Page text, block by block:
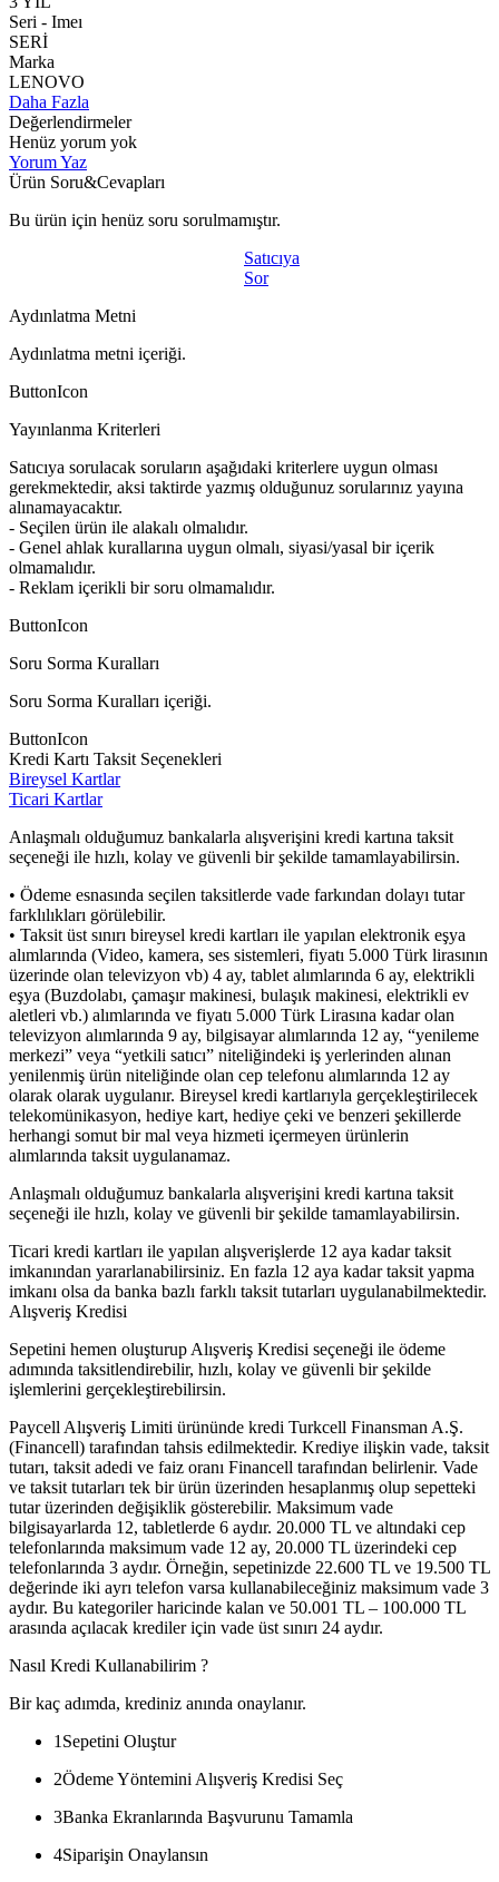
Seri - Imeı
SERİ
Marka
LENOVO
Daha Fazla
Değerlendirmeler
Henüz yorum yok
Yorum Yaz
Ürün Soru&Cevapları
Bu ürün için henüz soru sorulmamıştır.
Satıcıya
Sor
Aydınlatma Metni
Aydınlatma metni içeriği.
ButtonIcon
Yayınlanma Kriterleri
Satıcıya sorulacak soruların aşağıdaki kriterlere uygun olması
gerekmektedir, aksi taktirde yazmış olduğunuz sorularınız yayına
alınamayacaktır.
- Seçilen ürün ile alakalı olmalıdır.
- Genel ahlak kurallarına uygun olmalı, siyasi/yasal bir içerik
olmamalıdır.
- Reklam içerikli bir soru olmamalıdır.
ButtonIcon
Soru Sorma Kuralları
Soru Sorma Kuralları içeriği.
ButtonIcon
Kredi Kartı Taksit Seçenekleri
Bireysel Kartlar
Ticari Kartlar
Anlaşmalı olduğumuz bankalarla alışverişini kredi kartına taksit
seçeneği ile hızlı, kolay ve güvenli bir şekilde tamamlayabilirsin.
• Ödeme esnasında seçilen taksitlerde vade farkından dolayı tutar
farklılıkları görülebilir.
• Taksit üst sınırı bireysel kredi kartları ile yapılan elektronik eşya
alımlarında (Video, kamera, ses sistemleri, fiyatı 5.000 Türk lirasının
üzerinde olan televizyon vb) 4 ay, tablet alımlarında 6 ay, elektrikli
eşya (Buzdolabı, çamaşır makinesi, bulaşık makinesi, elektrikli ev
aletleri vb.) alımlarında ve fiyatı 5.000 Türk Lirasına kadar olan
televizyon alımlarında 9 ay, bilgisayar alımlarında 12 ay, “yenileme
merkezi” veya “yetkili satıcı” niteliğindeki iş yerlerinden alınan
yenilenmiş ürün niteliğinde olan cep telefonu alımlarında 12 ay
olarak olarak uygulanır. Bireysel kredi kartlarıyla gerçekleştirilecek
telekomünikasyon, hediye kart, hediye çeki ve benzeri şekillerde
herhangi somut bir mal veya hizmeti içermeyen ürünlerin
alımlarında taksit uygulanamaz.
Anlaşmalı olduğumuz bankalarla alışverişini kredi kartına taksit
seçeneği ile hızlı, kolay ve güvenli bir şekilde tamamlayabilirsin.
Ticari kredi kartları ile yapılan alışverişlerde 12 aya kadar taksit
imkanından yararlanabilirsiniz. En fazla 12 aya kadar taksit yapma
imkanı olsa da banka bazlı farklı taksit tutarları uygulanabilmektedir.
Alışveriş Kredisi
Sepetini hemen oluşturup Alışveriş Kredisi seçeneği ile ödeme
adımında taksitlendirebilir, hızlı, kolay ve güvenli bir şekilde
işlemlerini gerçekleştirebilirsin.
Paycell Alışveriş Limiti ürününde kredi Turkcell Finansman A.Ş.
(Financell) tarafından tahsis edilmektedir. Krediye ilişkin vade, taksit
tutarı, taksit adedi ve faiz oranı Financell tarafından belirlenir. Vade
ve taksit tutarları tek bir ürün üzerinden hesaplanmış olup sepetteki
tutar üzerinden değişiklik gösterebilir. Maksimum vade
bilgisayarlarda 12, tabletlerde 6 aydır. 20.000 TL ve altındaki cep
telefonlarında maksimum vade 12 ay, 20.000 TL üzerindeki cep
telefonlarında 3 aydır. Örneğin, sepetinizde 22.600 TL ve 19.500 TL
değerinde iki ayrı telefon varsa kullanabileceğiniz maksimum vade 3
aydır. Bu kategoriler haricinde kalan ve 50.001 TL – 100.000 TL
arasında açılacak krediler için vade üst sınırı 24 aydır.
Nasıl Kredi Kullanabilirim ?
Bir kaç adımda, krediniz anında onaylanır.
1Sepetini Oluştur
2Ödeme Yöntemini Alışveriş Kredisi Seç
3Banka Ekranlarında Başvurunu Tamamla
4Siparişin Onaylansın